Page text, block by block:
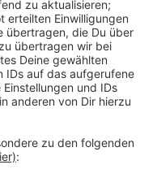
sich dieses Jahr
Hotline geschaltet,
(10-15 Uhr, Tel: